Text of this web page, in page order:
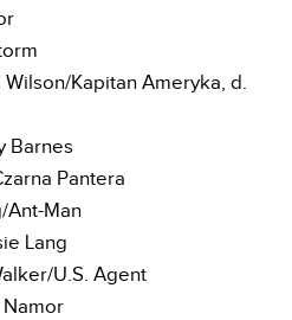
Kapitan Ameryka, d.
Barnes
Pantera
Ant-Man
Lang
U.S. Agent
Namor